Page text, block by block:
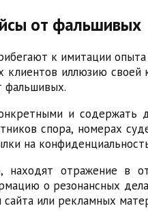
от фальшивых
к имитации
иллюзию
фальшивых.
и
спора, номерах
на
отражение в
о резонансных
или рекламных